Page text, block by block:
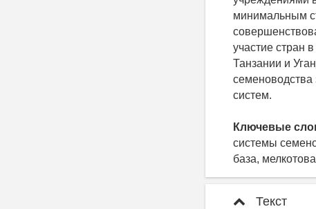
минимальным
участие стран
Танзании и
семеноводства
систем.
Ключевые
системы
база,
Текст